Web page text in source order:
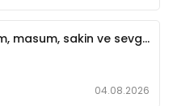
O kadar mazlum, masum, sakin ve sevgiye hasret, sevgi dolu bir minik can.
04.08.2026